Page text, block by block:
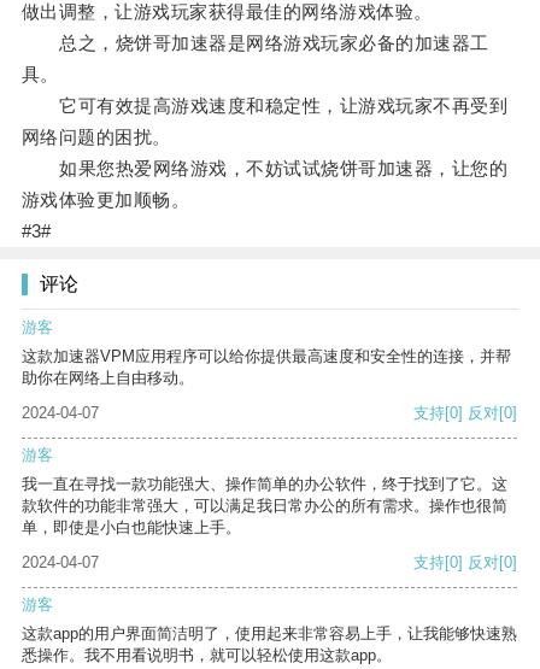
做出调整，让游戏玩家获得最佳的网络游戏体验。
总之，烧饼哥加速器是网络游戏玩家必备的加速器工
具。
它可有效提高游戏速度和稳定性，让游戏玩家不再受到
网络问题的困扰。
如果您热爱网络游戏，不妨试试烧饼哥加速器，让您的
游戏体验更加顺畅。
#3#
评论
游客
这款加速器VPM应用程序可以给你提供最高速度和安全性的连接，并帮
助你在网络上自由移动。
2024-04-07
支持[0] 反对[0]
游客
我一直在寻找一款功能强大、操作简单的办公软件，终于找到了它。这
款软件的功能非常强大，可以满足我日常办公的所有需求。操作也很简
单，即使是小白也能快速上手。
2024-04-07
支持[0] 反对[0]
游客
这款app的用户界面简洁明了，使用起来非常容易上手，让我能够快速熟
悉操作。我不用看说明书，就可以轻松使用这款app。